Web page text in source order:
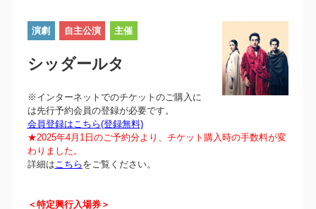
演劇 自主公演 主催
シッダールタ
※インターネットでのチケットのご購入に
は先行予約会員の登録が必要です。
会員登録はこちら(登録無料)
★2025年4月1日のご予約分より、チケット購入時の手数料が変
わりました。
詳細はこちら をご覧ください。
＜特定興行入場券＞